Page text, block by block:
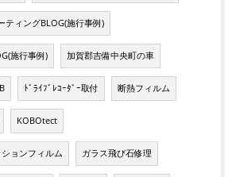
ティングBLOG(施行事例)
施行事例) 加賀郡吉備中央町の車
ﾄﾞﾗｲﾌﾞﾚｺｰﾀﾞｰ取付 断熱フィルム
KOBOtect
ョンフィルム ガラス飛び石修理